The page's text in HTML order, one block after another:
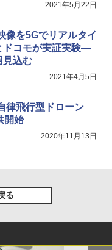
2021年5月22日
像を5Gでリアルタイ
ドコモが実証実験―
込む
2021年4月5日
律飛行型ドローン
開始
2020年11月13日
る